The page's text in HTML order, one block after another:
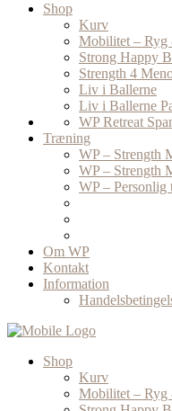
Shop
Kurv
Mobilitet – Ryg
Strong Happy
Strength 4
Liv i Ballerne
Liv i Ballerne
WP Retreat
Træning
WP – Strength
WP – Strength
WP – Personlig
Om WP
Kontakt
Information
Shop
Kurv
Mobilitet – Ryg